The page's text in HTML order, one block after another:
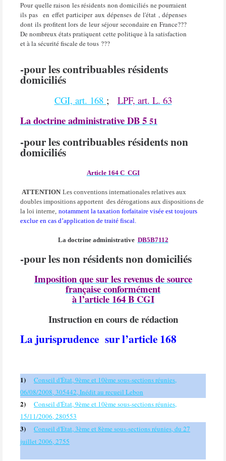
Pour quelle raison les résidents non domiciliés ne pourraient
ils pas en effetparticiper aux dépenses de l'état , dépenses
dont ils profitent lors de leur séjour secondaire en France???
De nombreux états pratiquent cette politique à la satisfaction
et à la sécurité fiscale de tous ???
-pour les contribuables résidents
domiciliés
CGI, art. 168 ; LPF, art. L. 63
La doctrine administrative DB 5 51
-pour les contribuables résidents non
domiciliés
Article 164 C CGI
ATTENTION Les conventions internationales relatives aux
doubles impositions apportent des dérogations aux dispositions de
la loi interne, notamment la taxation forfaitaire visée est toujours
exclue en cas d’application de traité fiscal.
La doctrine administrative DB5B7112
-pour les non résidents non domiciliés
Imposition que sur les revenus de source
française conformément
à l’article 164 B CGI
Instruction en cours de rédaction
La jurisprudence sur l’article 168
1)
Conseil d'État, 9ème et 10ème sous-sections réunies,
06/08/2008, 305442, Inédit au recueil Lebon
2)
Conseil d'État, 9ème et 10ème sous-sections réunies,
15/11/2006, 280553
3)
Conseil d'Etat, 3ème et 8ème sous-sections réunies, du 27
juillet 2006, 2755